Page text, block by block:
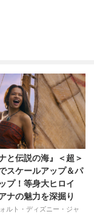
と伝説の海』＜超＞
スケールアップ＆パ
プ！等身大ヒロイ
ナの魅力を深掘り
ルト・ディズニー・ジャ